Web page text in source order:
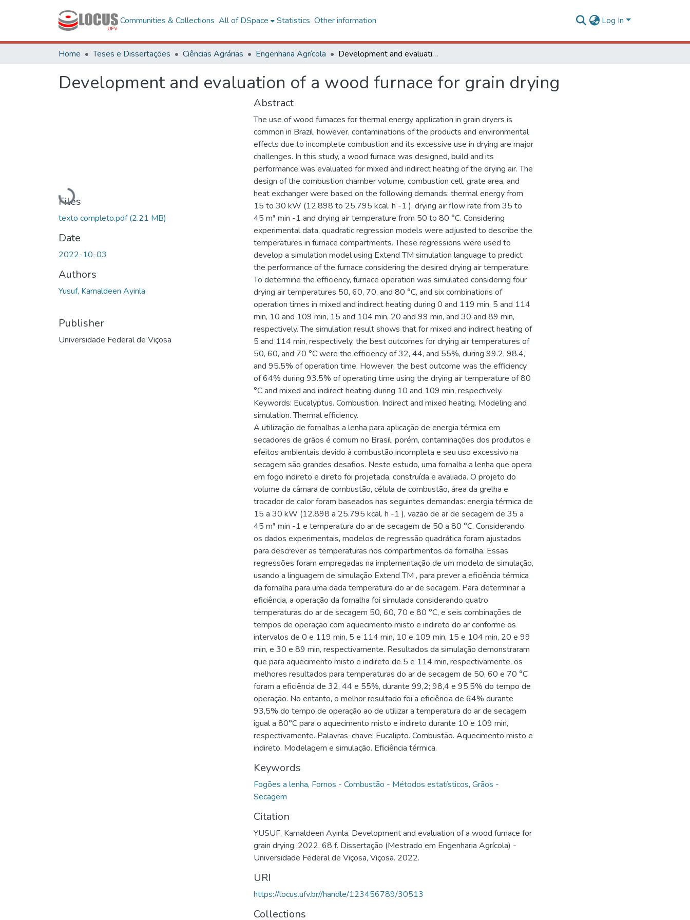
Communities & Collections All of DSpace Statistics Other information Log In
Home Teses e Dissertações Ciências Agrárias Engenharia Agrícola Development and evaluation of a wood furnace for grain drying
Development and evaluation of a wood furnace for grain drying
Loading...
Files
texto completo.pdf(2.21 MB)
Date
2022-10-03
Authors
Yusuf, Kamaldeen Ayinla
Publisher
Universidade Federal de Viçosa
Abstract
The use of wood furnaces for thermal energy application in grain dryers is
common in Brazil, however, contaminations of the products and environmental
effects due to incomplete combustion and its excessive use in drying are major
challenges. In this study, a wood furnace was designed, build and its
performance was evaluated for mixed and indirect heating of the drying air. The
design of the combustion chamber volume, combustion cell, grate area, and
heat exchanger were based on the following demands: thermal energy from
15 to 30 kW (12,898 to 25,795 kcal. h -1 ), drying air flow rate from 35 to
45 m³ min -1 and drying air temperature from 50 to 80 °C. Considering
experimental data, quadratic regression models were adjusted to describe the
temperatures in furnace compartments. These regressions were used to
develop a simulation model using Extend TM simulation language to predict
the performance of the furnace considering the desired drying air temperature.
To determine the efficiency, furnace operation was simulated considering four
drying air temperatures 50, 60, 70, and 80 °C, and six combinations of
operation times in mixed and indirect heating during 0 and 119 min, 5 and 114
min, 10 and 109 min, 15 and 104 min, 20 and 99 min, and 30 and 89 min,
respectively. The simulation result shows that for mixed and indirect heating of
5 and 114 min, respectively, the best outcomes for drying air temperatures of
50, 60, and 70 °C were the efficiency of 32, 44, and 55%, during 99.2, 98.4,
and 95.5% of operation time. However, the best outcome was the efficiency
of 64% during 93.5% of operating time using the drying air temperature of 80
°C and mixed and indirect heating during 10 and 109 min, respectively.
Keywords: Eucalyptus. Combustion. Indirect and mixed heating. Modeling and
simulation. Thermal efficiency.
A utilização de fornalhas a lenha para aplicação de energia térmica em
secadores de grãos é comum no Brasil, porém, contaminações dos produtos e
efeitos ambientais devido à combustão incompleta e seu uso excessivo na
secagem são grandes desafios. Neste estudo, uma fornalha a lenha que opera
em fogo indireto e direto foi projetada, construída e avaliada. O projeto do
volume da câmara de combustão, célula de combustão, área da grelha e
trocador de calor foram baseados nas seguintes demandas: energia térmica de
15 a 30 kW (12.898 a 25.795 kcal. h -1 ), vazão de ar de secagem de 35 a
45 m³ min -1 e temperatura do ar de secagem de 50 a 80 °C. Considerando
os dados experimentais, modelos de regressão quadrática foram ajustados
para descrever as temperaturas nos compartimentos da fornalha. Essas
regressões foram empregadas na implementação de um modelo de simulação,
usando a linguagem de simulação Extend TM , para prever a eficiência térmica
da fornalha para uma dada temperatura do ar de secagem. Para determinar a
eficiência, a operação da fornalha foi simulada considerando quatro
temperaturas do ar de secagem 50, 60, 70 e 80 °C, e seis combinações de
tempos de operação com aquecimento misto e indireto do ar conforme os
intervalos de 0 e 119 min, 5 e 114 min, 10 e 109 min, 15 e 104 min, 20 e 99
min, e 30 e 89 min, respectivamente. Resultados da simulação demonstraram
que para aquecimento misto e indireto de 5 e 114 min, respectivamente, os
melhores resultados para temperaturas do ar de secagem de 50, 60 e 70 °C
foram a eficiência de 32, 44 e 55%, durante 99,2; 98,4 e 95,5% do tempo de
operação. No entanto, o melhor resultado foi a eficiência de 64% durante
93,5% do tempo de operação ao de utilizar a temperatura do ar de secagem
igual a 80°C para o aquecimento misto e indireto durante 10 e 109 min,
respectivamente. Palavras-chave: Eucalipto. Combustão. Aquecimento misto e
indireto. Modelagem e simulação. Eficiência térmica.
Keywords
Fogões a lenha, Fornos - Combustão - Métodos estatísticos, Grãos -
Secagem
Citation
YUSUF, Kamaldeen Ayinla. Development and evaluation of a wood furnace for
grain drying. 2022. 68 f. Dissertação (Mestrado em Engenharia Agrícola) -
Universidade Federal de Viçosa, Viçosa. 2022.
URI
https://locus.ufv.br//handle/123456789/30513
Collections